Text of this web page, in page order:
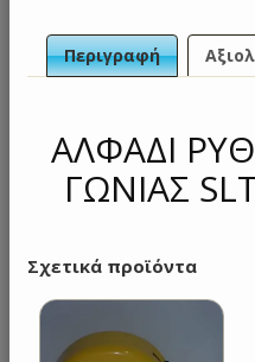
Περιγραφή
ΑΛΦΑΔΙ
ΓΩΝΙΑΣ
Σχετικά προϊόντα